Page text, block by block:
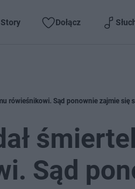
Story Dołącz
rówieśnikowi. Sąd ponownie zajmie się
Sąd